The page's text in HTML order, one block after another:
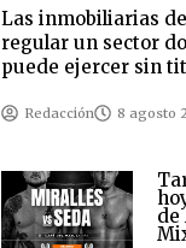
Las inmobiliarias
regular un sector
puede ejercer sin
Redacción 8 agosto
de